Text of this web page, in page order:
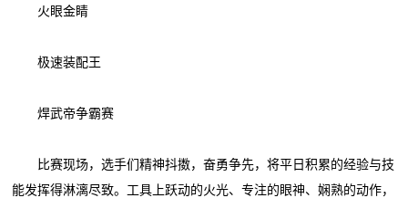
火眼金睛
极速装配王
焊武帝争霸赛
比赛现场，选手们精神抖擞，奋勇争先，将平日积累的经验与技
能发挥得淋漓尽致。工具上跃动的火光、专注的眼神、娴熟的动作，